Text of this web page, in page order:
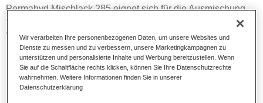
Permahyd Mischlack 285 eignet sich für die Ausmischung
von Permahyd Perlmutt Basislack 285, einem hochwertigen
wasserverdünnbaren Basislacksystem. Es basiert auf einer
speziellen PU-Dispersionstechnologie für Uni- und
Effektlackierungen.
Produktmerkmale
Wir verarbeiten Ihre personenbezogenen Daten, um unsere Websites und
Dienste zu messen und zu verbessern, unsere Marketingkampagnen zu
unterstützen und personalisierte Inhalte und Werbung bereitzustellen. Wenn
Sie auf die Schaltfläche rechts klicken, können Sie Ihre Datenschutzrechte
wahrnehmen. Weitere Informationen finden Sie in unserer
Datenschutzerklärung